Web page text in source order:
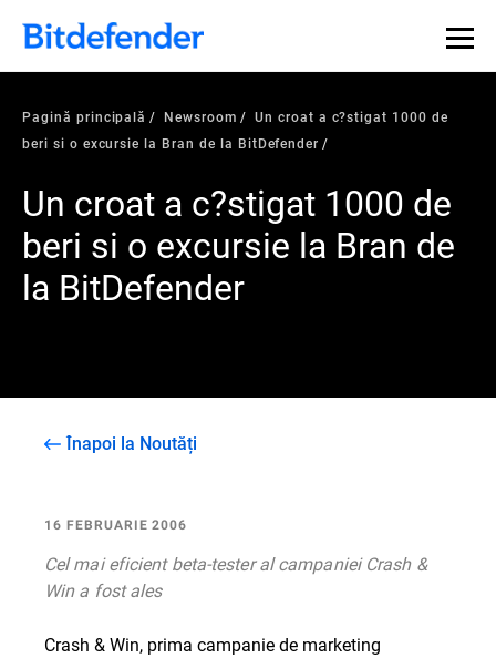
Pagină principală Newsroom
Un croat a c?stigat 1000 de
beri si o excursie la Bran de la BitDefender
Un croat a c?stigat 1000 de
beri si o excursie la Bran de
la BitDefender
Înapoi la Noutăți
16 FEBRUARIE 2006
Cel mai eficient beta-tester al campaniei Crash &
Win a fost ales
Crash & Win, prima campanie de marketing